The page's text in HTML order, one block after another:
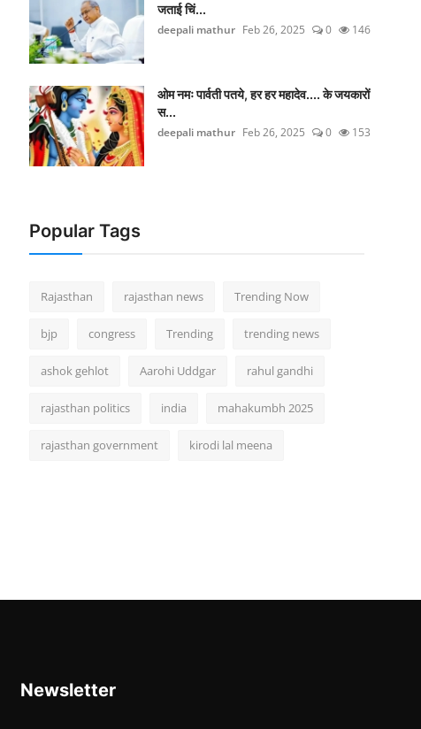
जताई च‍िं...
deepali mathur Feb 26, 2025 0 146
ओम नमः पार्वती पतये, हर हर महादेव.... के जयकारों
स...
deepali mathur Feb 26, 2025 0 153
Popular Tags
Rajasthan rajasthan news Trending Now
bjp congress Trending trending news
ashok gehlot Aarohi Uddgar rahul gandhi
rajasthan politics india mahakumbh 2025
rajasthan government kirodi lal meena
Newsletter